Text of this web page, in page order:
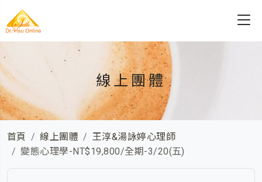
線上團體
首頁 線上團體
王淳&湯詠婷心理師
變態心理學-NT$19,800/全期-3/20(五)